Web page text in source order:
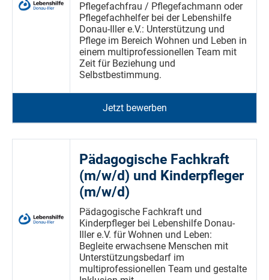
Pflegefachfrau / Pflegefachmann oder
Pflegefachhelfer bei der Lebenshilfe
Donau-Iller e.V.: Unterstützung und
Pflege im Bereich Wohnen und Leben in
einem multiprofessionellen Team mit
Zeit für Beziehung und
Selbstbestimmung.
Jetzt bewerben
Pädagogische Fachkraft
(m/w/d) und Kinderpfleger
(m/w/d)
Pädagogische Fachkraft und
Kinderpfleger bei Lebenshilfe Donau-
Iller e.V. für Wohnen und Leben:
Begleite erwachsene Menschen mit
Unterstützungsbedarf im
multiprofessionellen Team und gestalte